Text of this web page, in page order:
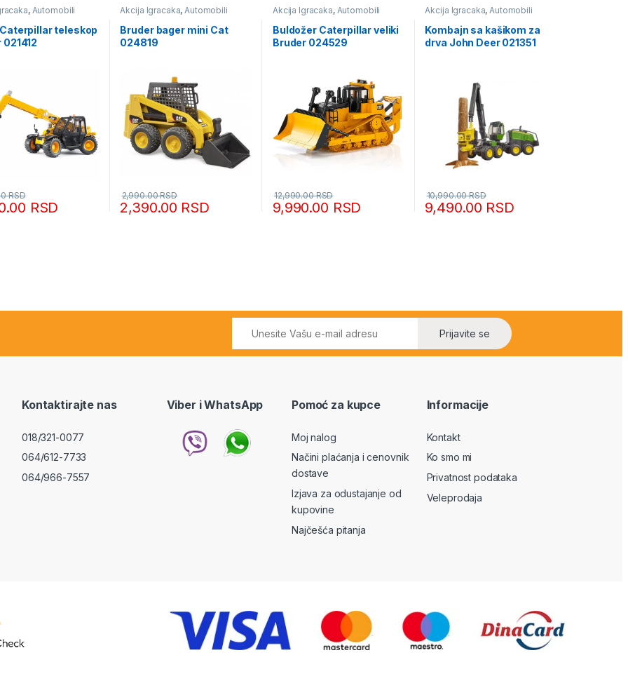
, Automobili
teleskop
RSD
RSD
Akcija Igracaka, Automobili
avioni i helikopteri
Bruder bager mini Cat
024819
2,390.00 RSD
2,990.00RSD
Akcija Igracaka, Automobili
avioni i helikopteri
Buldožer Caterpillar veliki
Bruder 024529
9,990.00 RSD
12,990.00RSD
Akcija Igracaka, Automobili
avioni i helikopteri
Kombajn sa kašikom za
drva John Deer 021351
9,490.00 RSD
10,990.00RSD
Prijavite se
Kontaktirajte nas
018/321-0077
064/612-7733
064/966-7557
Viber i WhatsApp Pomoć za kupce
Moj nalog
Načini plaćanja i cenovnik
dostave
Izjava za odustajanje od
kupovine
Najčešća pitanja
Informacije
Kontakt
Ko smo mi
Privatnost podataka
Veleprodaja